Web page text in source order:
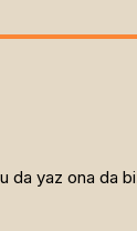
da yaz ona da